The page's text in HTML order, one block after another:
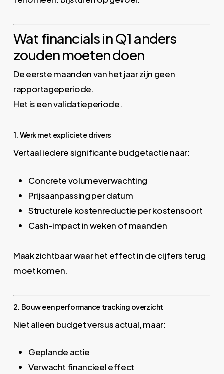
Wat financials in Q1 anders
zouden moeten doen
De eerste maanden van het jaar zijn geen
rapportageperiode.
Het is een validatieperiode.
1. Werk met expliciete drivers
Vertaal iedere significante budgetactie naar:
Concrete volumeverwachting
Prijsaanpassing per datum
Structurele kostenreductie per kostensoort
Cash-impact in weken of maanden
Maak zichtbaar waar het effect in de cijfers terug
moet komen.
2. Bouw een performance tracking overzicht
Niet alleen budget versus actual, maar:
Geplande actie
Verwacht financieel effect